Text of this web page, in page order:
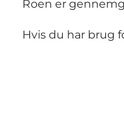
Roen er
Hvis du har brug